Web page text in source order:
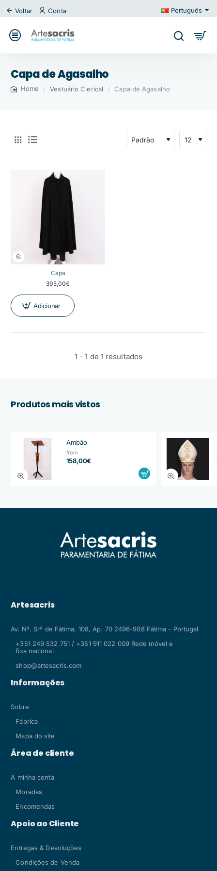
Voltar Conta Português
Capa de Agasalho
Vestuário Clerical Capa de Agasalho
Capa
395,00€
Adicionar
1 - 1 de 1 resultados
Produtos mais vistos
Ambão
from
158,00€
Artesacris
Av. Nª. Srª de Fátima, 108, Ap. 70 2496-908 Fátima - Portugal
+351 249 532 751 / +351 911 022 009 Rede móvel e
fixa nacional
shop@artesacris.com
Informações
Sobre
Fábrica
Mapa do site
Área de cliente
A minha conta
Moradas
Encomendas
Apoio ao Cliente
Entregas & Devoluções
Condições de Venda